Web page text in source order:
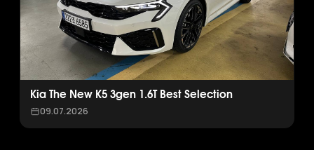
Kia The New K5 3gen 1.6T Best Selection
09.07.2026